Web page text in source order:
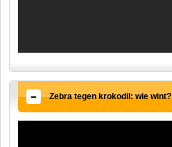
Zebra tegen krokodil: wie wint?